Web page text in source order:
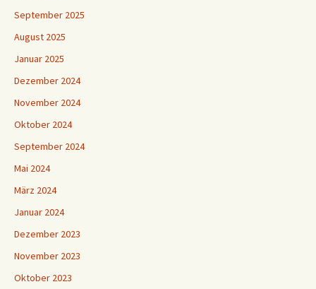
September 2025
August 2025
Januar 2025
Dezember 2024
November 2024
Oktober 2024
September 2024
Mai 2024
März 2024
Januar 2024
Dezember 2023
November 2023
Oktober 2023